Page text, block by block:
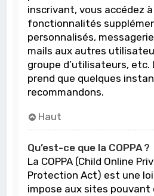
inscrivant, vous accédez
fonctionnalités
personnalisés,
mails aux autres
groupe d’utilisateurs, etc.
prend que quelques
recommandons.
Haut
Qu’est-ce que la COPPA ?
La COPPA (Child Online
Protection Act) est une
impose aux sites pouvant